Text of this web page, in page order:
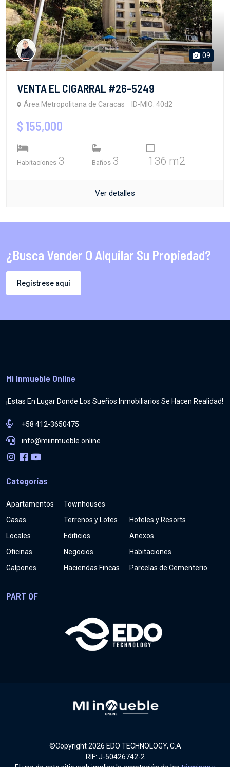
09
VENTA EL CIGARRAL #26-5249
Área Metropolitana de Caracas ID-MIO: 40d2
$ 155,000
Habitaciones 3 Baños 3 136 m2
Ver detalles
¿Busca Vender O Alquilar Su Propiedad?
Regístrese aquí
Mi Inmueble Online
¡Estas En Lugar Donde Los Sueños Inmobiliarios Se Hacen Realidad!
+58 412-3650475
info@miinmueble.online
Categorías
Apartamentos
Casas
Locales
Oficinas
Galpones
Townhouses
Terrenos y Lotes
Edificios
Negocios
Haciendas Fincas
Hoteles y Resorts
Anexos
Habitaciones
Parcelas de Cementerio
PART OF
©Copyright2026 EDO TECHNOLOGY, C.A
RIF: J-50426742-2